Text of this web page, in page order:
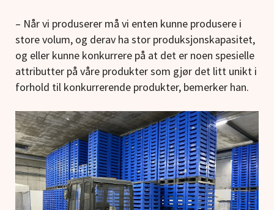
– Når vi produserer må vi enten kunne produsere i
store volum, og derav ha stor produksjonskapasitet,
og eller kunne konkurrere på at det er noen spesielle
attributter på våre produkter som gjør det litt unikt i
forhold til konkurrerende produkter, bemerker han.